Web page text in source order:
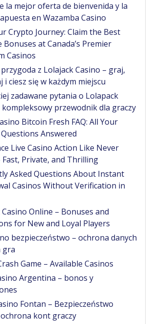
la mejor oferta de bienvenida y la
en Wazamba Casino
Crypto Journey: Claim the Best
Bonuses at Canada’s Premier
Casinos
z Lolajack Casino – graj,
i ciesz się w każdym miejscu
zadawane pytania o Lolapack
kompleksowy przewodnik dla graczy
Bitcoin Fresh FAQ: All Your
Answered
Live Casino Action Like Never
Fast, Private, and Thrilling
Asked Questions About Instant
Casinos Without Verification in
Online – Bonuses and
for New and Loyal Players
bezpieczeństwo – ochrona danych
gra
Game – Available Casinos
Argentina – bonos y
Fontan – Bezpieczeństwo
kont graczy